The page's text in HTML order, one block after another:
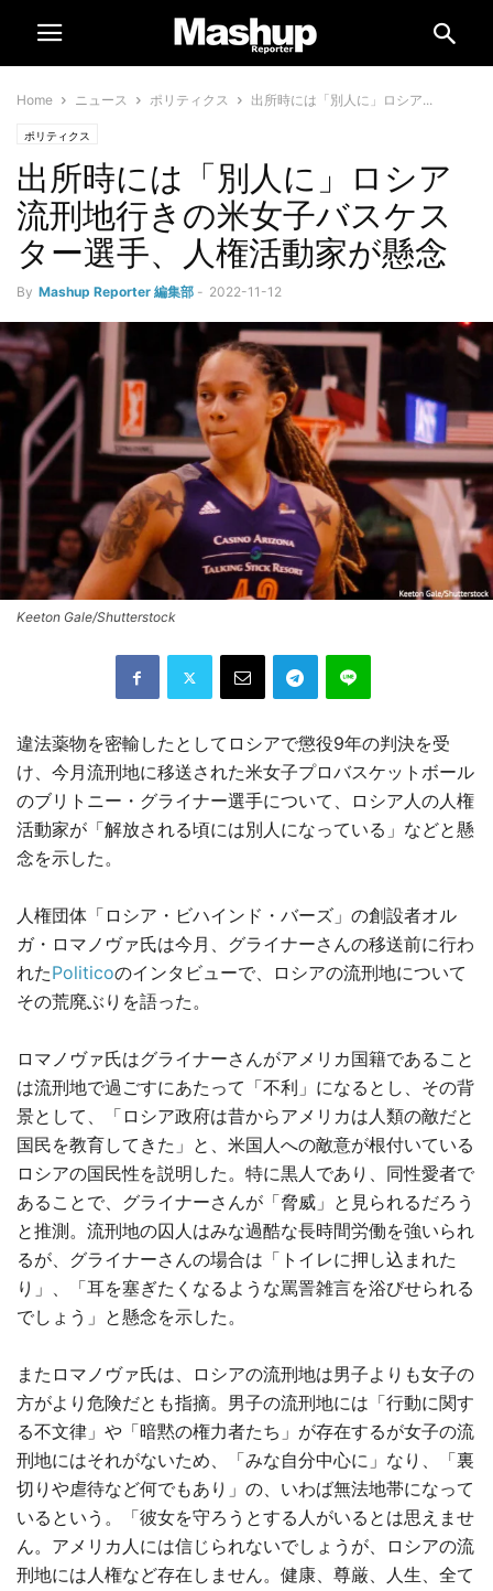
Home ニュース ポリティクス 出所時には「別人に」ロシア...
ポリティクス
出所時には「別人に」ロシア
流刑地行きの米女子バスケス
ター選手、人権活動家が懸念
By Mashup Reporter 編集部 - 2022-11-12
Keeton Gale/Shutterstock
違法薬物を密輸したとしてロシアで懲役9年の判決を受
け、今月流刑地に移送された米女子プロバスケットボール
のブリトニー・グライナー選手について、ロシア人の人権
活動家が「解放される頃には別人になっている」などと懸
念を示した。
人権団体「ロシア・ビハインド・バーズ」の創設者オル
ガ・ロマノヴァ氏は今月、グライナーさんの移送前に行わ
れたPoliticoのインタビューで、ロシアの流刑地について
その荒廃ぶりを語った。
ロマノヴァ氏はグライナーさんがアメリカ国籍であること
は流刑地で過ごすにあたって「不利」になるとし、その背
景として、「ロシア政府は昔からアメリカは人類の敵だと
国民を教育してきた」と、米国人への敵意が根付いている
ロシアの国民性を説明した。特に黒人であり、同性愛者で
あることで、グライナーさんが「脅威」と見られるだろう
と推測。流刑地の囚人はみな過酷な長時間労働を強いられ
るが、グライナーさんの場合は「トイレに押し込まれた
り」、「耳を塞ぎたくなるような罵詈雑言を浴びせられる
でしょう」と懸念を示した。
またロマノヴァ氏は、ロシアの流刑地は男子よりも女子の
方がより危険だとも指摘。男子の流刑地には「行動に関す
る不文律」や「暗黙の権力者たち」が存在するが女子の流
刑地にはそれがないため、「みな自分中心に」なり、「裏
切りや虐待など何でもあり」の、いわば無法地帯になって
いるという。「彼女を守ろうとする人がいるとは思えませ
ん。アメリカ人には信じられないでしょうが、ロシアの流
刑地には人権など存在しません。健康、尊厳、人生、全て